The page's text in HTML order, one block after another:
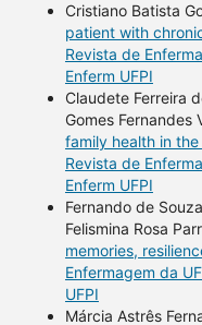
Cristiano Batista
patient with
Revista de
Enferm UFPI
Claudete Ferreira
Gomes Fernandes
family health in
Revista de
Enferm UFPI
Fernando de
Felismina Rosa
memories,
Enfermagem da
UFPI
Márcia Astrês